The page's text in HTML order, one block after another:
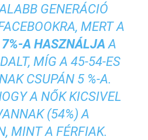
GENERÁCIÓ
MERT A
A HASZNÁLJA A
MÍG A 45-54-ES
CSUPÁN 5 %-A.
A NŐK KICSIVEL
(54%) A
MINT A FÉRFIAK.